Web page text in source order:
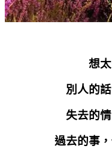
想
別人的
失去的
過去的事